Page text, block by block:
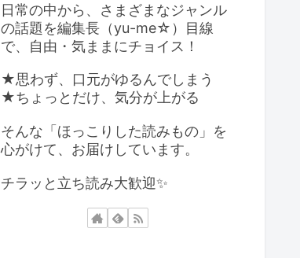
日常の中から、さまざまなジャンル
の話題を編集長（yu-me☆）目線
で、自由・気ままにチョイス！
★思わず、口元がゆるんでしまう
★ちょっとだけ、気分が上がる
そんな「ほっこりした読みもの」を
心がけて、お届けしています。
チラッと立ち読み大歓迎✨️